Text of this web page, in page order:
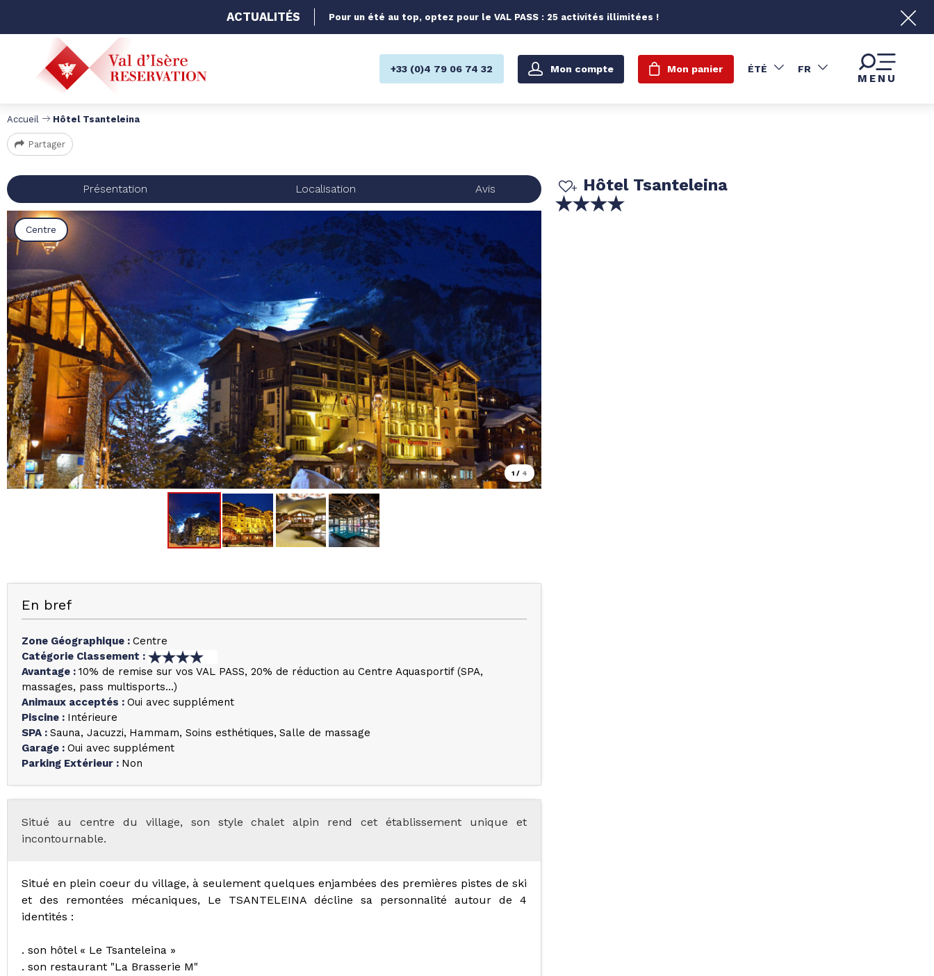
ACTUALITÉS Pour un été au top, optez pour le VAL PASS : 25 activités illimitées !
+33 (0)4 79 06 74 32 Mon compte Mon panier ÉTÉ FR
MENU
Accueil Hôtel Tsanteleina
Partager
Présentation Localisation Avis
1 / 4
Centre
Hôtel Tsanteleina
En bref
Zone Géographique : Centre
Catégorie Classement :
Avantage : 10% de remise sur vos VAL PASS 20% de réduction au Centre Aquasportif (SPA,
massages, pass multisports...)
Animaux acceptés : Oui avec supplément
Piscine : Intérieure
SPA : Sauna Jacuzzi Hammam Soins esthétiques Salle de massage
Garage : Oui avec supplément
Parking Extérieur : Non
Situé au centre du village, son style chalet alpin rend cet établissement unique et
incontournable.
Situé en plein coeur du village, à seulement quelques enjambées des premières pistes de ski
et des remontées mécaniques, Le TSANTELEINA décline sa personnalité autour de 4
identités :
. son hôtel « Le Tsanteleina »
. son restaurant "La Brasserie M"